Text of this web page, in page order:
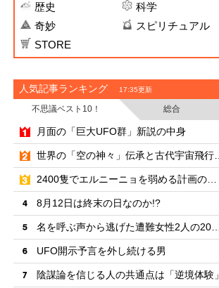
歴史
科学
奇妙
スピリチュアル
STORE
人気記事ランキング 17:35更新
不思議ベスト10！
総合
・
月面の「巨大UFO群」新説の中身
・
・
・
8月12日は終末の日なのか!?
・
・
UFO開示予言を外し続ける男
・
陰謀論を信じる人の共通点は「逆境体験」